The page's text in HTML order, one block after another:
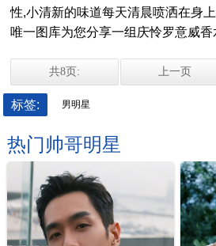
性,小清新的味道每天清晨喷洒在身
唯一图库为您分享一组庆怜罗意威
共8页: 上一页
标签: 男明星
热门帅哥明星